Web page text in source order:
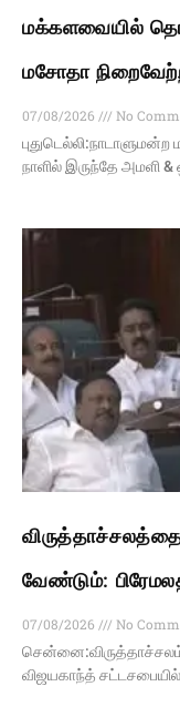
மக்களவையில்
மசோதா
07/08/2026
No
நாளில் இருந்தே அமளி &
வேண்டும்:
07/08/2026
No
சென்னை:விருத்தாச்சலம்
விஜயகாந்த்